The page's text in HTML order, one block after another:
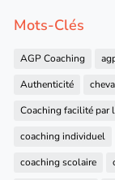
Mots-Clés
AGP Coaching
Authenticité
Coaching facilité par
coaching individuel
coaching scolaire